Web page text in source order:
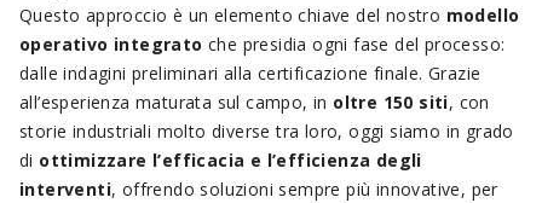
Questo approccio è un elemento chiave del nostro modello
operativo integrato che presidia ogni fase del processo:
dalle indagini preliminari alla certificazione finale. Grazie
all’esperienza maturata sul campo, in oltre 150 siti, con
storie industriali molto diverse tra loro, oggi siamo in grado
di ottimizzare l’efficacia e l’efficienza degli
interventi, offrendo soluzioni sempre più innovative, per